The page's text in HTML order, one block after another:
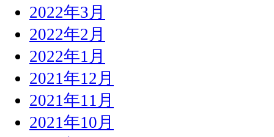
2022年3月
2022年2月
2022年1月
2021年12月
2021年11月
2021年10月